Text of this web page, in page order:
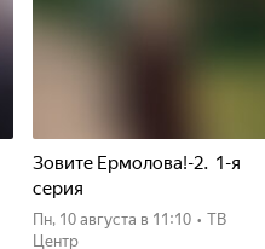
Зовите Ермолова!-2. 1-я
серия
пн, 10 августа в 11:10 • ТВ
Центр